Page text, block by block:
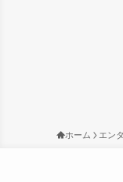
ホーム エン